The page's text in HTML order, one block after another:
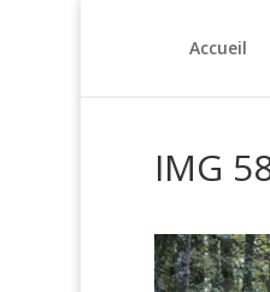
Accueil
IMG